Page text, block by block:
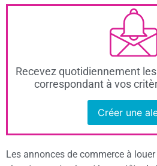
Recevez quotidiennement
correspondant à vos
Créer une
Les annonces de commerce à